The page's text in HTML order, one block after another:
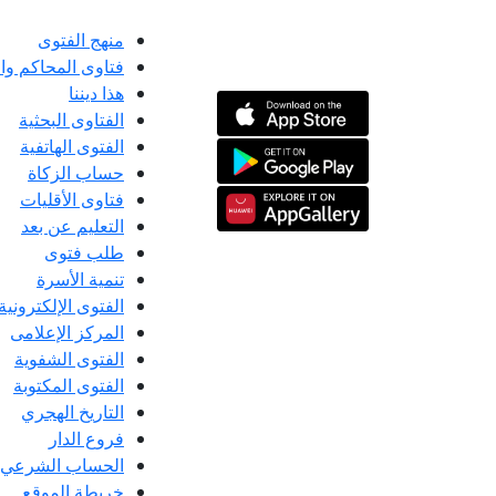
منهج الفتوى
فتاوى المحاكم
هذا ديننا
الفتاوى البحثية
الفتوى الهاتفية
حساب الزكاة
فتاوى الأقليات
التعليم عن بعد
طلب فتوى
تنمية الأسرة
الفتوى الإلكترونية
المركز الإعلامى
الفتوى الشفوية
الفتوى المكتوبة
التاريخ الهجري
فروع الدار
الحساب الشرعي